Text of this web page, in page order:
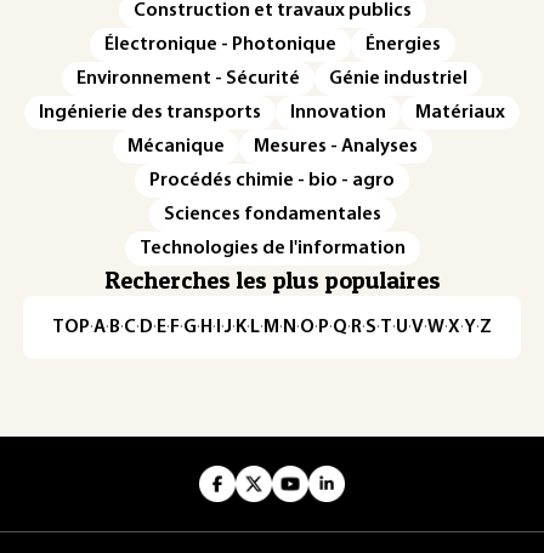
Construction et travaux publics
Électronique - Photonique
Énergies
Environnement - Sécurité
Génie industriel
Ingénierie des transports
Innovation
Matériaux
Mécanique
Mesures - Analyses
Procédés chimie - bio - agro
Sciences fondamentales
Technologies de l'information
Recherches les plus populaires
TOP·A·B·C· D· E· F·G· H · ·J· K· L· M · N ·O· P·Q· R·S·T·U·V·W·X·Y·Z